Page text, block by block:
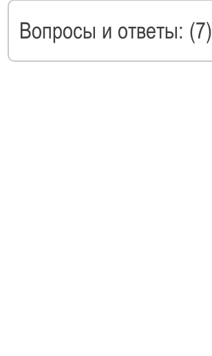
Вопросы и ответы: (7)